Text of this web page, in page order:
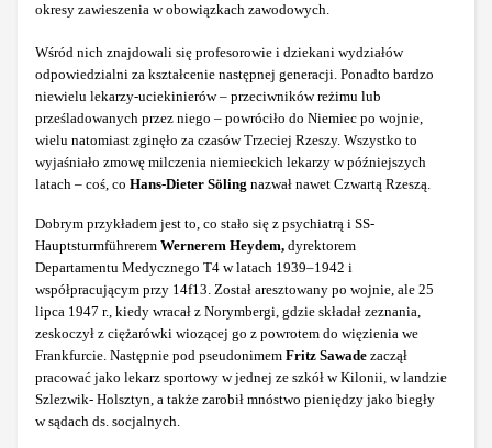
okresy zawieszenia w obowiązkach zawodowych.
Wśród nich znajdowali się profesorowie i dziekani wydziałów
odpowiedzialni za kształcenie następnej generacji. Ponadto bardzo
niewielu lekarzy-uciekinierów – przeciwników reżimu lub
prześladowanych przez niego – powróciło do Niemiec po wojnie,
wielu natomiast zginęło za czasów Trzeciej Rzeszy. Wszystko to
wyjaśniało zmowę milczenia niemieckich lekarzy w późniejszych
latach – coś, co Hans-Dieter Söling nazwał nawet Czwartą Rzeszą.
Dobrym przykładem jest to, co stało się z psychiatrą i SS-
Hauptsturmführerem Wernerem Heydem, dyrektorem
Departamentu Medycznego T4 w latach 1939–1942 i
współpracującym przy 14f13. Został aresztowany po wojnie, ale 25
lipca 1947 r., kiedy wracał z Norymbergi, gdzie składał zeznania,
zeskoczył z ciężarówki wiozącej go z powrotem do więzienia we
Frankfurcie. Następnie pod pseudonimem Fritz Sawade zaczął
pracować jako lekarz sportowy w jednej ze szkół w Kilonii, w landzie
Szlezwik- Holsztyn, a także zarobił mnóstwo pieniędzy jako biegły
w sądach ds. socjalnych.